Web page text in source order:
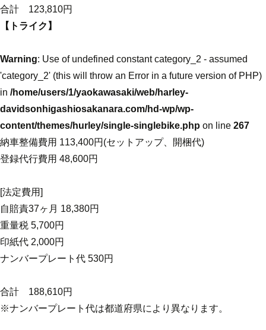
合計 123,810円
【トライク】
Warning: Use of undefined constant category_2 - assumed
'category_2' (this will throw an Error in a future version of PHP)
in /home/users/1/yaokawasaki/web/harley-
davidsonhigashiosakanara.com/hd-wp/wp-
content/themes/hurley/single-singlebike.php on line 267
納車整備費用 113,400円(セットアップ、開梱代)
登録代行費用 48,600円
[法定費用]
自賠責37ヶ月 18,380円
重量税 5,700円
印紙代 2,000円
ナンバープレート代 530円
合計 188,610円
※ナンバープレート代は都道府県により異なります。